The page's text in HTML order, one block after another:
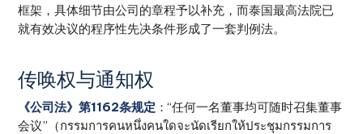
框架，具体细节由公司的章程予以补充，而泰国最高法院已
就有效决议的程序性先决条件形成了一套判例法。
传唤权与通知权
《公司法》第1162条规定 ：“任何一名董事均可随时召集董事
会议”（กรรมการคนหนึ่งคนใดจะนัดเรียกให้ประชุมกรรมการ